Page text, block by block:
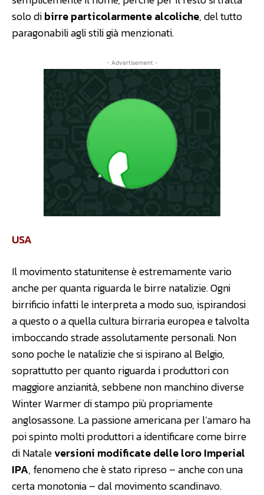
solo dibirre particolarmente alcoliche, del tutto
paragonabili agli stili già menzionati.
- Advertisement -
USA
Il movimento statunitense è estremamente vario
anche per quanta riguarda le birre natalizie. Ogni
birrificio infatti le interpreta a modo suo, ispirandosi
a questo o a quella cultura birraria europea e talvolta
imboccando strade assolutamente personali. Non
sono poche le natalizie che si ispirano al Belgio,
soprattutto per quanto riguarda i produttori con
maggiore anzianità, sebbene non manchino diverse
Winter Warmer di stampo più propriamente
anglosassone. La passione americana per l’amaro ha
poi spinto molti produttori a identificare come birre
di Nataleversioni modificate delle loro Imperial
IPA, fenomeno che è stato ripreso – anche con una
certa monotonia – dal movimento scandinavo.